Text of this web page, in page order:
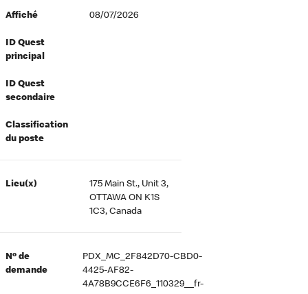
Affiché 08/07/2026
ID Quest
principal
ID Quest
secondaire
Classification
du poste
Lieu(x)
175 Main St., Unit 3,
OTTAWA ON K1S
1C3, Canada
Nº de
demande
PDX_MC_2F842D70-CBD0-
4425-AF82-
4A78B9CCE6F6_110329__fr-